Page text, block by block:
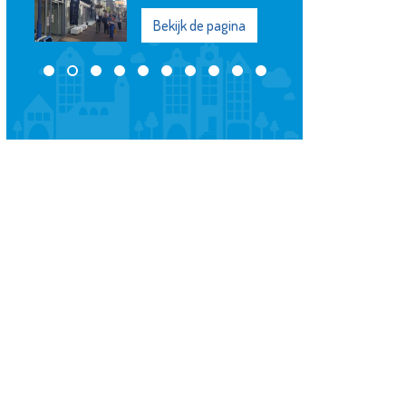
Bekijk de pagina